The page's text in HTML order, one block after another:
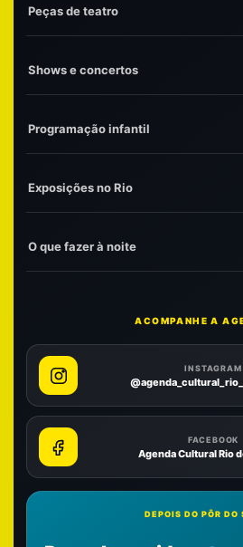
Peças de teatro
Shows e concertos
Programação infantil
Exposições no Rio
O que fazer à noite
ACOMPANHE A
INSTAGRAM
FACEBOOK
Agenda Cultural Rio
DEPOIS DO PÔR DO